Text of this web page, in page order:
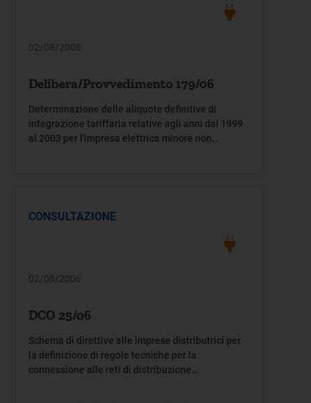
02/08/2006
Delibera/Provvedimento 179/06
Determinazione delle aliquote definitive di
integrazione tariffaria relative agli anni dal 1999
al 2003 per l'impresa elettrica minore non
CONSULTAZIONE
02/08/2006
DCO 25/06
Schema di direttive alle imprese distributrici per
la definizione di regole tecniche per la
connessione alle reti di distribuzione